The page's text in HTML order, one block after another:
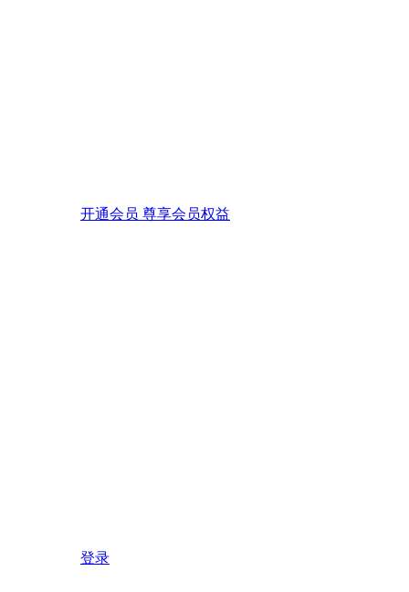
开通会员 尊享会员权益
登录